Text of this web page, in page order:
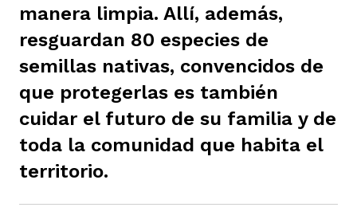
manera limpia. Allí, además,
resguardan 80 especies de
semillas nativas, convencidos de
que protegerlas es también
cuidar el futuro de su familia y de
toda la comunidad que habita el
territorio.
periodistas locales
nuestro contenido